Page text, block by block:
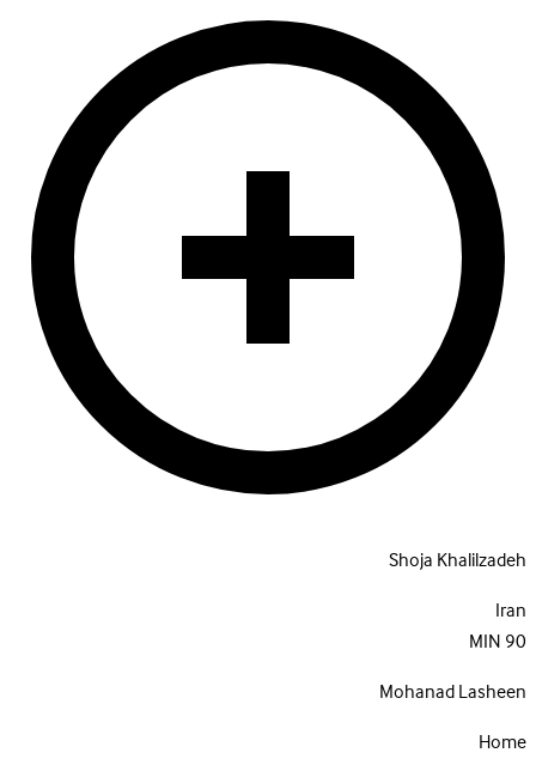
Shoja Khalilzadeh
Iran
90
MIN
Mohanad Lasheen
Home